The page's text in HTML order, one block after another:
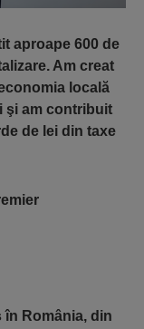
aproape 600 de
Am creat
locală
şi am contribuit
de lei din taxe
în România, din